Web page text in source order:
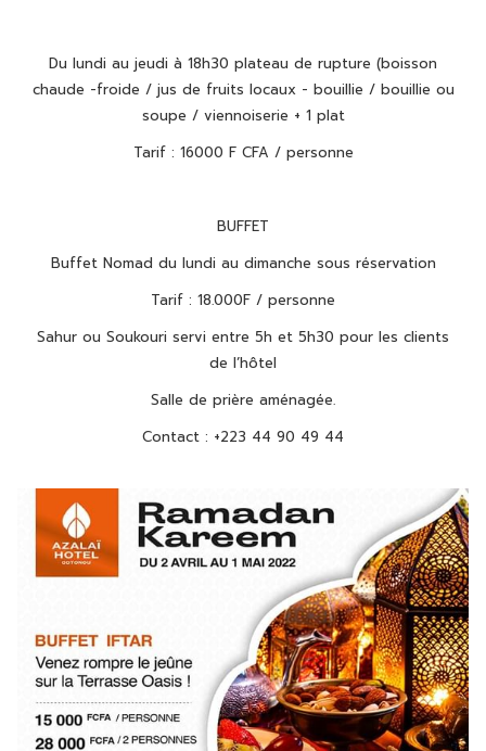
Du lundi au jeudi à 18h30 plateau de rupture (boisson
chaude -froide / jus de fruits locaux - bouillie / bouillie ou
soupe / viennoiserie + 1 plat
Tarif : 16000 F CFA / personne
BUFFET
Buffet Nomad du lundi au dimanche sous réservation
Tarif : 18.000F / personne
Sahur ou Soukouri servi entre 5h et 5h30 pour les clients
de l’hôtel
Salle de prière aménagée.
Contact : +223 44 90 49 44